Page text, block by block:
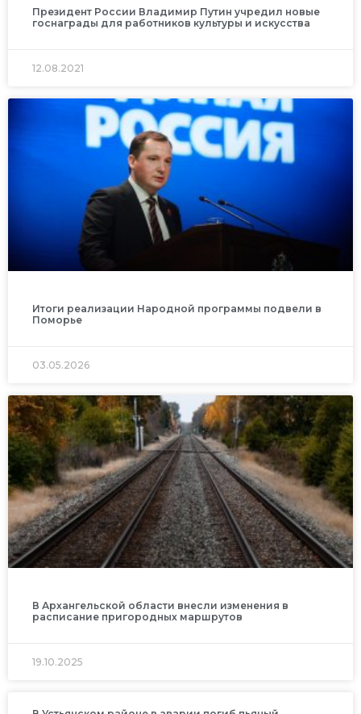
Президент России Владимир Путин учредил новые
госнаграды для работников культуры и искусства
12.08.2021
Итоги реализации Народной программы подвели в
Поморье
03.05.2026
В Архангельской области внесли изменения в
расписание пригородных маршрутов
19.10.2025